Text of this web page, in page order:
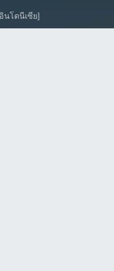
นโดนีเซีย]